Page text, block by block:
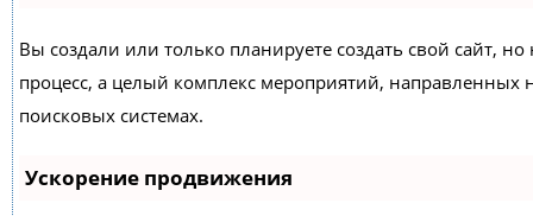
Вы создали или только планируете создать свой сайт,
процесс, а целый комплекс мероприятий,
поисковых системах.
Ускорение продвижения